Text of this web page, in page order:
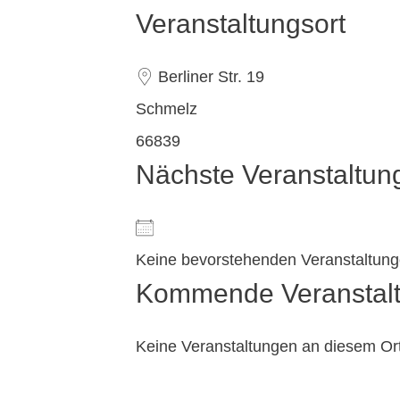
Veranstaltungsort
Berliner Str. 19
Schmelz
66839
Nächste
Keine bevorstehenden
Kommende
Keine Veranstaltungen an diesem